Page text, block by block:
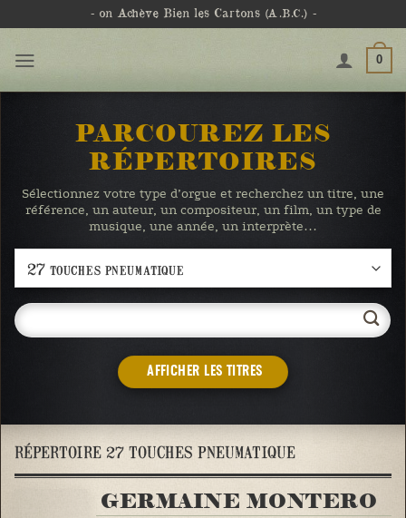
- on Achève Bien les Cartons (A.B.C.) -
0
PARCOUREZ LES
RÉPERTOIRES
Sélectionnez votre type d’orgue et recherchez un titre, une
référence, un auteur, un compositeur, un film, un type de
musique, une année, un interprète…
AFFICHER LES TITRES
RÉPERTOIRE 27 TOUCHES PNEUMATIQUE
GERMAINE MONTERO